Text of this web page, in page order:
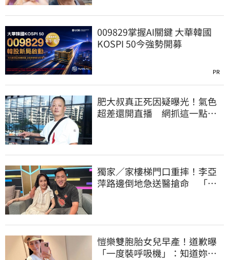
009829掌握AI關鍵 大華韓國
KOSPI 50今強勢開募
PR
肥大叔真正死因疑曝光！氣色
超差還開直播 網抓這一點超
獨家／家樓梯門口重摔！李亞
萍路邊倒地急送醫搶命 「最
愷樂雙胞胎女兒早產！道歉曝
「一度裝呼吸機」：知道妳們